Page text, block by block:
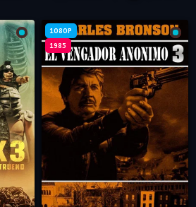
1080P
1985